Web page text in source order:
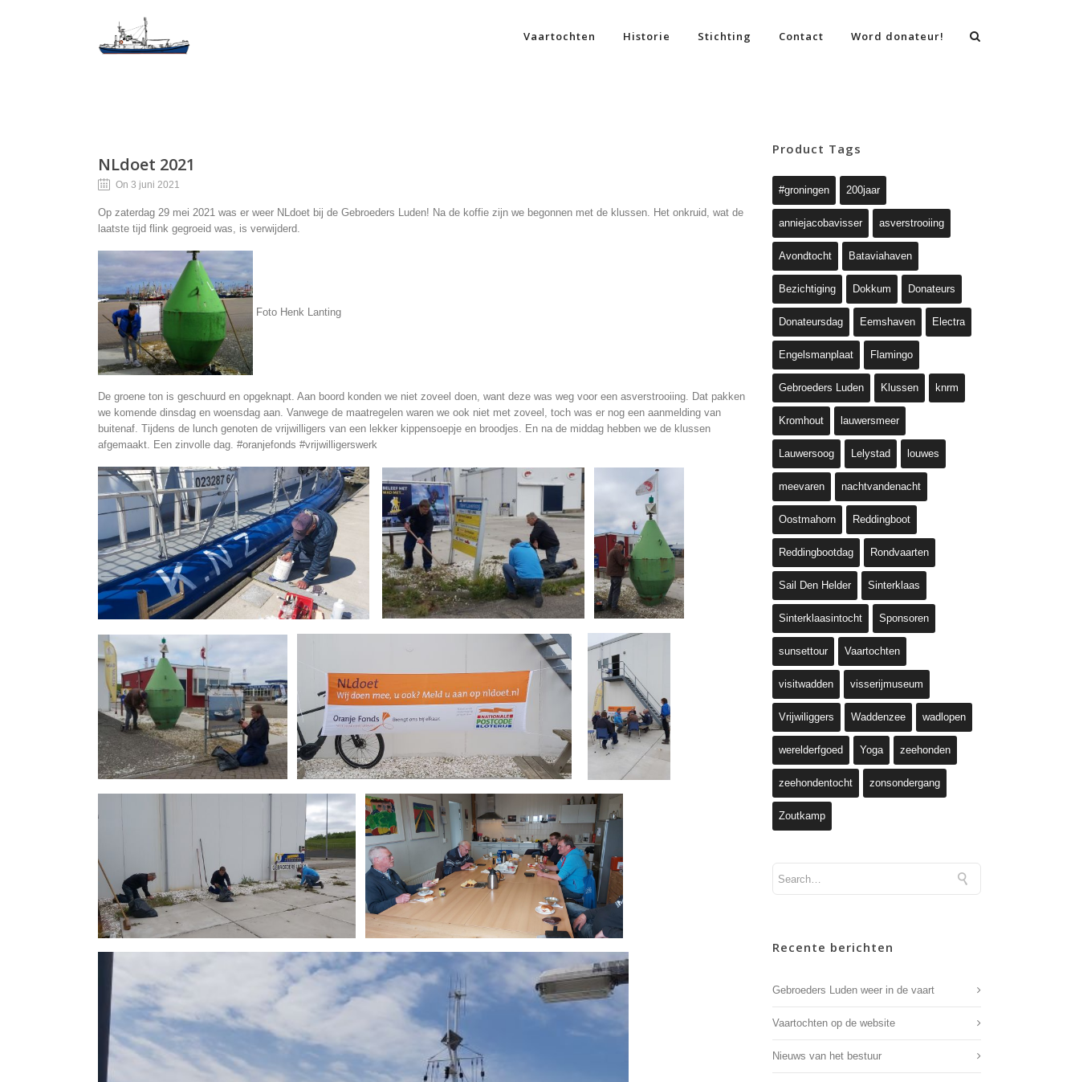
Vaartochten Historie Stichting Contact Word donateur!
NLdoet 2021
On 3 juni 2021
Op zaterdag 29 mei 2021 was er weer NLdoet bij de Gebroeders Luden! Na de koffie zijn we begonnen met de klussen. Het onkruid, wat de
laatste tijd flink gegroeid was, is verwijderd.
Foto Henk Lanting
De groene ton is geschuurd en opgeknapt. Aan boord konden we niet zoveel doen, want deze was weg voor een asverstrooiing. Dat pakken
we komende dinsdag en woensdag aan. Vanwege de maatregelen waren we ook niet met zoveel, toch was er nog een aanmelding van
buitenaf. Tijdens de lunch genoten de vrijwilligers van een lekker kippensoepje en broodjes. En na de middag hebben we de klussen
afgemaakt. Een zinvolle dag. #oranjefonds #vrijwilligerswerk
Product Tags
#groningen 200jaar
anniejacobavisser asverstrooiing
Avondtocht Bataviahaven
Bezichtiging Dokkum Donateurs
Donateursdag Eemshaven Electra
Engelsmanplaat Flamingo
Gebroeders Luden Klussen knrm
Kromhout lauwersmeer
Lauwersoog Lelystad louwes
meevaren nachtvandenacht
Oostmahorn Reddingboot
Reddingbootdag Rondvaarten
Sail Den Helder Sinterklaas
Sinterklaasintocht Sponsoren
sunsettour Vaartochten
visitwadden visserijmuseum
Vrijwiliggers Waddenzee wadlopen
werelderfgoed Yoga zeehonden
zeehondentocht zonsondergang
Zoutkamp
Recente berichten
Gebroeders Luden weer in de vaart
Vaartochten op de website
Nieuws van het bestuur